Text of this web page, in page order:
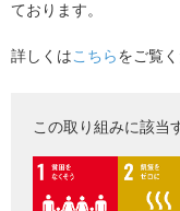
ております。
詳しくはこちらをご覧く
この取り組みに該当